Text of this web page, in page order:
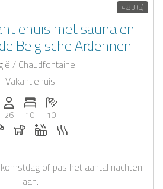
4,83 (5)
met sauna en
Belgische Ardennen
/ Chaudfontaine
Vakantiehuis
Personen (max.): 26
26
Aantal slaapkamers: 10
10
Aantal badkamers: 10
10
Ontbijt te boeken bij Casapilot
Honden toegestaan
Whirlpool
of pas het aantal nachten
aan.